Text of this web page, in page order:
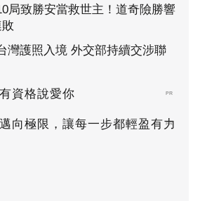
局致勝安當救世主！道奇險勝響
灣護照入境 外交部持續交涉聯
資格說愛你 PR
向極限，讓每一步都輕盈有力
PR